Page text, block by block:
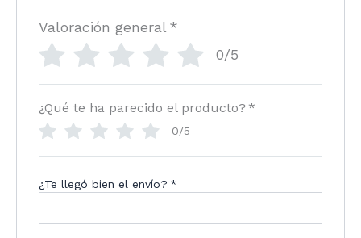
Valoración general *
0/5
¿Qué te ha parecido el producto?*
0/5
¿Te llegó bien el envío? *